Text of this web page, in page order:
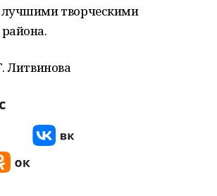
творческими
Литвинова